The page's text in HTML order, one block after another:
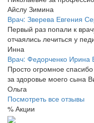
Айслу Зимина
Врач: Зверева Евгения
Первый раз попали к
отчаялись лечиться у
Инна
Врач: Федорченко Ирина
Просто огромное
за здоровье моего сына
Ольга
Посмотреть все отзывы
% Акции